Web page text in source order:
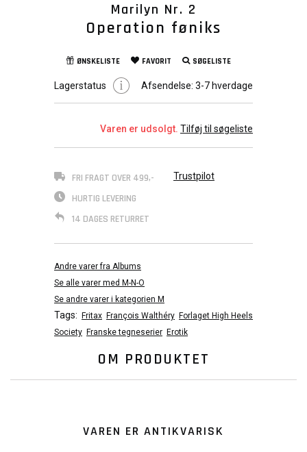
Marilyn Nr. 2
Operation føniks
ØNSKELISTE FAVORIT SØGELISTE
Lagerstatus Afsendelse: 3-7 hverdage
Varen er udsolgt. Tilføj til søgeliste
FRI FRAGT OVER 499,-
HURTIG LEVERING
14 DAGES RETURRET
Trustpilot
Andre varer fra Albums
Se alle varer med M-N-O
Se andre varer i kategorien M
Tags: Fritax François Walthéry Forlaget High Heels
Society Franske tegneserier Erotik
OM PRODUKTET
VAREN ER ANTIKVARISK